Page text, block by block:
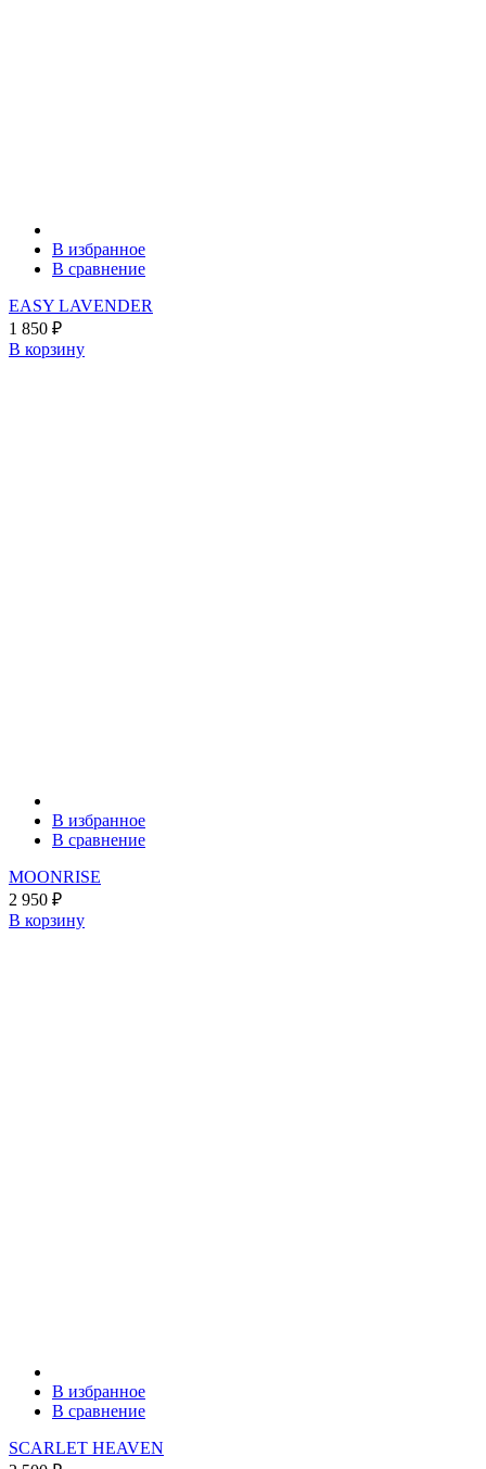
В избранное
В сравнение
EASY LAVENDER
1 850 ₽
В корзину
В избранное
В сравнение
MOONRISE
2 950 ₽
В корзину
В избранное
В сравнение
SCARLET HEAVEN